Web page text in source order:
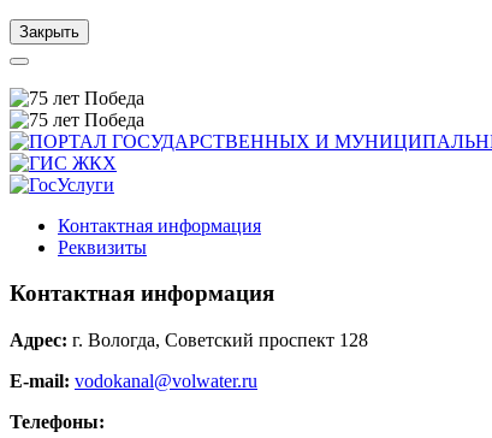
Закрыть
Контактная информация
Реквизиты
Контактная информация
Адрес: г. Вологда, Советский проспект 128
E-mail: vodokanal@volwater.ru
Телефоны: